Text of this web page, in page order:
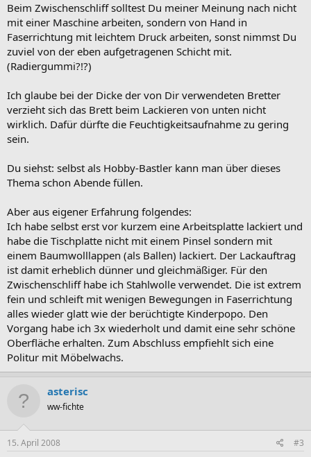
Beim Zwischenschliff solltest Du meiner Meinung nach nicht
mit einer Maschine arbeiten, sondern von Hand in
Faserrichtung mit leichtem Druck arbeiten, sonst nimmst Du
zuviel von der eben aufgetragenen Schicht mit.
(Radiergummi?!?)
Ich glaube bei der Dicke der von Dir verwendeten Bretter
verzieht sich das Brett beim Lackieren von unten nicht
wirklich. Dafür dürfte die Feuchtigkeitsaufnahme zu gering
sein.
Du siehst: selbst als Hobby-Bastler kann man über dieses
Thema schon Abende füllen.
Aber aus eigener Erfahrung folgendes:
Ich habe selbst erst vor kurzem eine Arbeitsplatte lackiert und
habe die Tischplatte nicht mit einem Pinsel sondern mit
einem Baumwolllappen (als Ballen) lackiert. Der Lackauftrag
ist damit erheblich dünner und gleichmäßiger. Für den
Zwischenschliff habe ich Stahlwolle verwendet. Die ist extrem
fein und schleift mit wenigen Bewegungen in Faserrichtung
alles wieder glatt wie der berüchtigte Kinderpopo. Den
Vorgang habe ich 3x wiederholt und damit eine sehr schöne
Oberfläche erhalten. Zum Abschluss empfiehlt sich eine
Politur mit Möbelwachs.
asterisc
ww-fichte
15. April 2008 #3